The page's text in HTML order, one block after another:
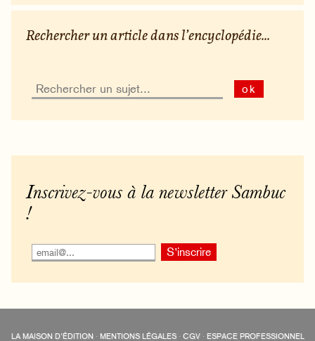
Rechercher un article dans l’encyclopédie...
ok
Inscrivez-vous à la newsletter Sambuc
!
LA MAISON D’ÉDITION · MENTIONS LÉGALES· CGV· ESPACE PROFESSIONNEL